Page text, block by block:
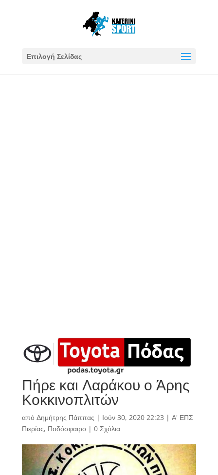
Επιλογή Σελίδας
Πήρε και Λαράκου ο Άρης
Κοκκινοπλιτών
από Δημήτρης Πάππας | Ιούν 30, 2020 22:23 | Α' ΕΠΣ
Πιερίας, Ποδόσφαιρο| 0 Σχόλια